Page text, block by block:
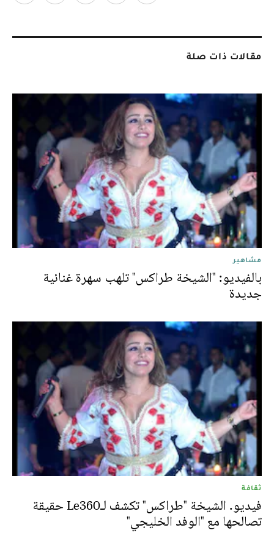
مقالات ذات صلة
مشاهير
بالفيديو: "الشيخة طراكس" تلهب سهرة غنائية
جديدة
ثقافة
فيديو. الشيخة "طراكس" تكشف لـLe360 حقيقة
تصالحها مع "الوفد الخليجي"